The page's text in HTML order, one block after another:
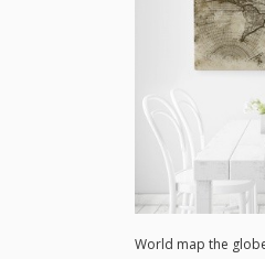
World map the